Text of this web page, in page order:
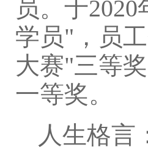
员。于
学员"，员
大赛"三等
一等奖。
人生格言：